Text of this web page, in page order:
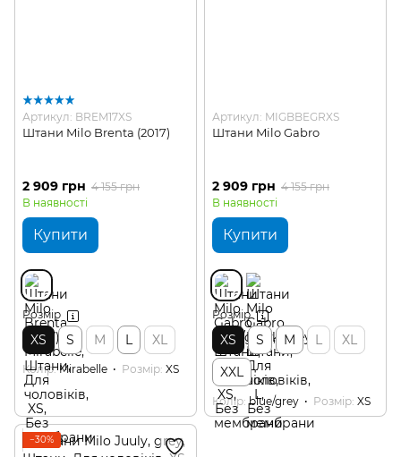
Артикул: BREM17XS
Штани Milo Brenta (2017)
2 909 грн 4 155 грн
В наявності
Купити
Розмір
XS S M L XL
Колір Mirabelle Розмір XS
Артикул: MIGBBEGRXS
Штани Milo Gabro
2 909 грн 4 155 грн
В наявності
Купити
Розмір
XS S M L
XL
XXL
Колір blue/grey Розмір XS
−30%